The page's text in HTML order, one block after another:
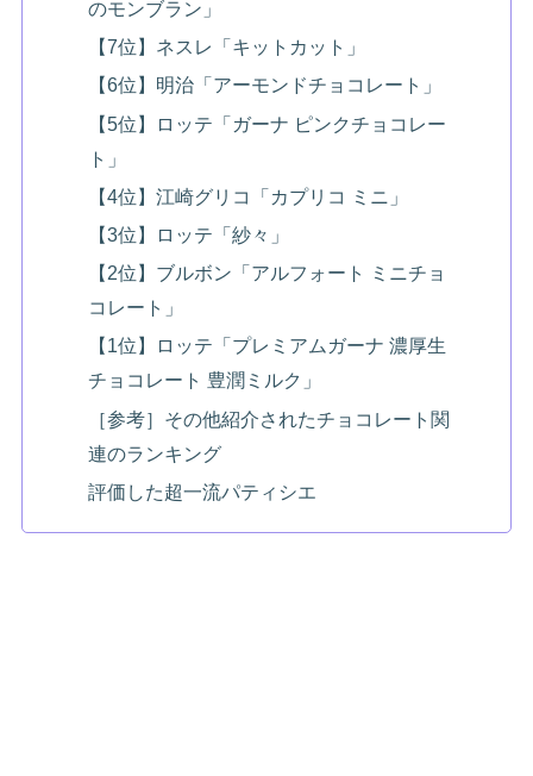
のモンブラン」
【7位】ネスレ「キットカット」
【6位】明治「アーモンドチョコレート」
【5位】ロッテ「ガーナ ピンクチョコレー
ト」
【4位】江崎グリコ「カプリコ ミニ」
【3位】ロッテ「紗々」
【2位】ブルボン「アルフォート ミニチョ
コレート」
【1位】ロッテ「プレミアムガーナ 濃厚生
チョコレート 豊潤ミルク」
［参考］その他紹介されたチョコレート関
連のランキング
評価した超一流パティシエ